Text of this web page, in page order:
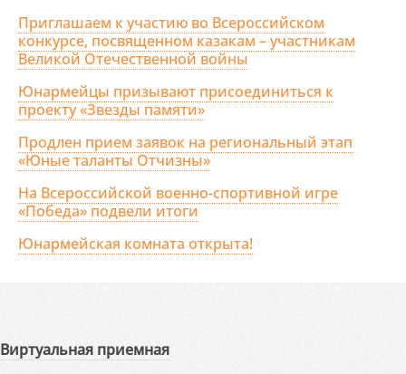
Приглашаем к участию во Всероссийском
конкурсе, посвященном казакам – участникам
Великой Отечественной войны
Юнармейцы призывают присоединиться к
проекту «Звезды памяти»
Продлен прием заявок на региональный этап
«Юные таланты Отчизны»
На Всероссийской военно-спортивной игре
«Победа» подвели итоги
Юнармейская комната открыта!
Виртуальная приемная